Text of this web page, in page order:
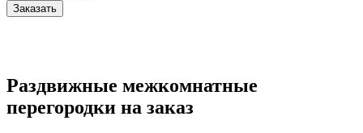
Заказать
Раздвижные межкомнатные
перегородки на заказ